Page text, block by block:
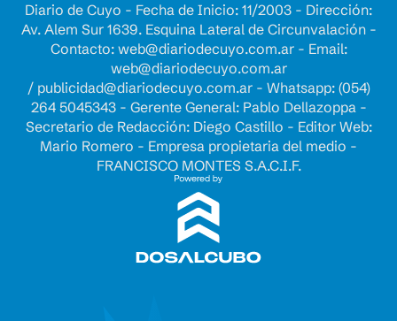
Diario de Cuyo - Fecha de Inicio: 11/2003 - Dirección:
Av. Alem Sur 1639. Esquina Lateral de Circunvalación -
Contacto: web@diariodecuyo.com.ar- Email:
web@diariodecuyo.com.ar
/ publicidad@diariodecuyo.com.ar- Whatsapp: (054)
264 5045343 - Gerente General: Pablo Dellazoppa -
Secretario de Redacción: Diego Castillo - Editor Web:
Mario Romero - Empresa propietaria del medio -
FRANCISCO MONTES S.A.C.I.F.